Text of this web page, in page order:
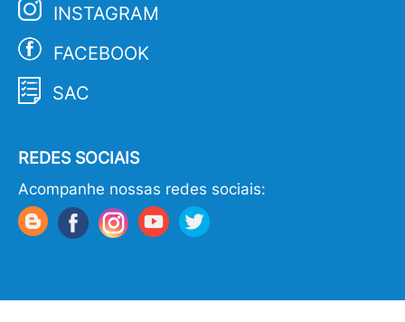
INSTAGRAM
FACEBOOK
SAC
REDES SOCIAIS
Acompanhe nossas redes sociais: